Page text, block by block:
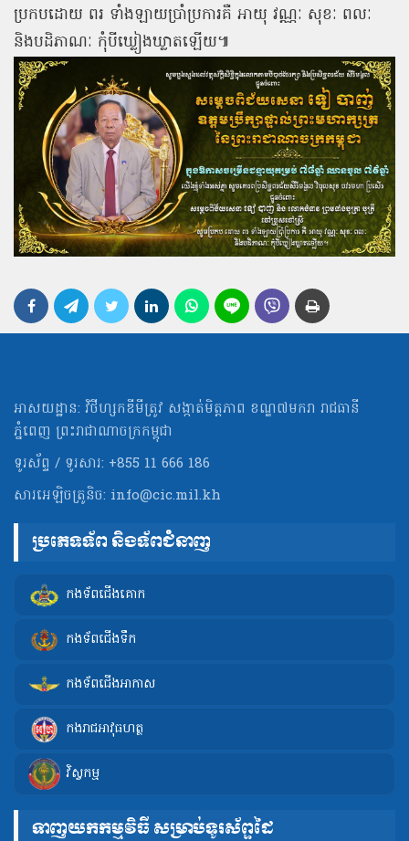
ប្រកបដោយ ពរ ទាំងឡាយប្រាំប្រការគឺ អាយុ វណ្ណៈ សុខៈ ពលៈ
និងបដិភាណៈ កុំបីឃ្លៀងឃ្លាតឡើយ៕
អាសយដ្ឋាន: វិថីហ្សកឌីមីត្រូវ សង្កាត់មិត្ដភាព ខណ្ឌ៧មករា រាជធានី
ភ្នំពេញ ព្រះរាជាណាចក្រកម្ពុជា
ទូរស័ព្ទ / ទូរសារ: +855 11 666 186
សារអេឡិចត្រូនិច: info@cic.mil.kh
ប្រភេទទ័ព និងទ័ពជំនាញ
កងទ័ពជើងគោក
កងទ័ពជើងទឹក
កងទ័ពជើងអាកាស
កងរាជអាវុធហត្ថ
វិស្វកម្ម
ទាញយកកម្មវិធី សម្រាប់ទូរស័ព្ទដៃ